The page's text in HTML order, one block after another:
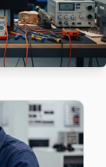
gerekebilir mi?
Hitachi TV